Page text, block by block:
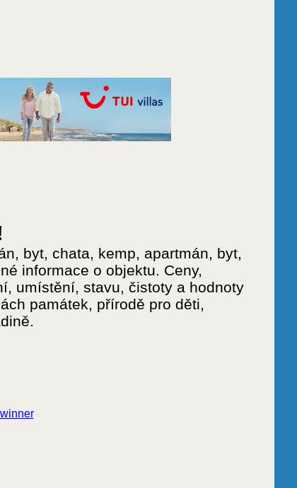
byt, chata, kemp, apartmán, byt,
informace o objektu. Ceny,
umístění, stavu, čistoty a hodnoty
památek, přírodě pro děti,